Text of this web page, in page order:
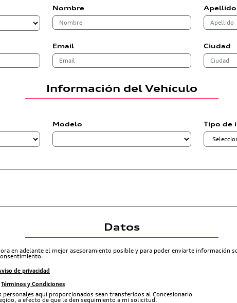
Nombre Apellido
Email Ciudad
Información del Vehículo
Modelo Tipo de
Datos
en adelante el mejor asesoramiento posible y para poder enviarte información
de privacidad
Términos y Condiciones
personales aquí proporcionados sean transferidos al Concesionario
a efecto de que le den seguimiento a mi solicitud.